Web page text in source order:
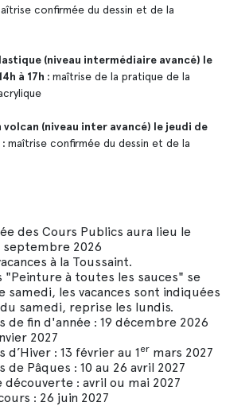
confirmée du dessin et de la
(niveau intermédiaire avancé) le
à 17h : maîtrise de la pratique de la
volcan (niveau inter avancé) le jeudi de
maîtrise confirmée du dessin et de la
des Cours Publics aura lieu le
septembre 2026
à la Toussaint.
"Peinture à toutes les sauces" se
samedi, les vacances sont indiquées
samedi, reprise les lundis.
de fin d'année : 19 décembre 2026
2027
d’Hiver : 13 février au 1 ermars 2027
de Pâques : 10 au 26 avril 2027
découverte : avril ou mai 2027
: 26 juin 2027